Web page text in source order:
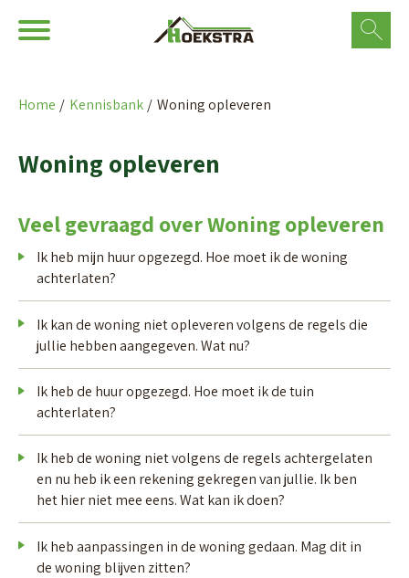
Naar de homepage
Ga naar Hoofd
Home Kennisbank Woning opleveren
Woning opleveren
Veel gevraagd over Woning opleveren
Ik heb mijn huur opgezegd. Hoe moet ik de woning
achterlaten?
Ik kan de woning niet opleveren volgens de regels die
jullie hebben aangegeven. Wat nu?
Ik heb de huur opgezegd. Hoe moet ik de tuin
achterlaten?
Ik heb de woning niet volgens de regels achtergelaten
en nu heb ik een rekening gekregen van jullie. Ik ben
het hier niet mee eens. Wat kan ik doen?
Ik heb aanpassingen in de woning gedaan. Mag dit in
de woning blijven zitten?